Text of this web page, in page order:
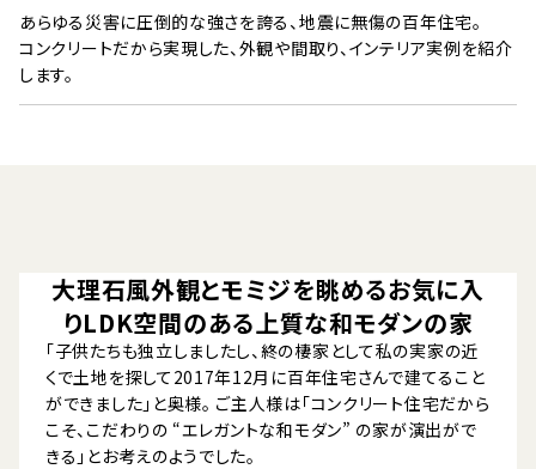
あらゆる災害に圧倒的な強さを誇る、地震に無傷の百年住宅。
コンクリートだから実現した、外観や間取り、インテリア実例を紹介
します。
大理石風外観とモミジを眺めるお気に入
りLDK空間のある上質な和モダンの家
「子供たちも独立しましたし、終の棲家として私の実家の近
くで土地を探して2017年12月に百年住宅さんで建てること
ができました」と奥様。 ご主人様は「コンクリート住宅だから
こそ、こだわりの “エレガントな和モダン” の家が演出がで
きる」とお考えのようでした。